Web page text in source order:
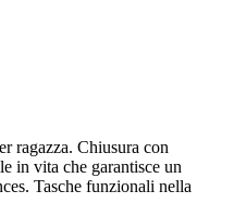
ragazza. Chiusura con
in vita che garantisce un
Tasche funzionali nella